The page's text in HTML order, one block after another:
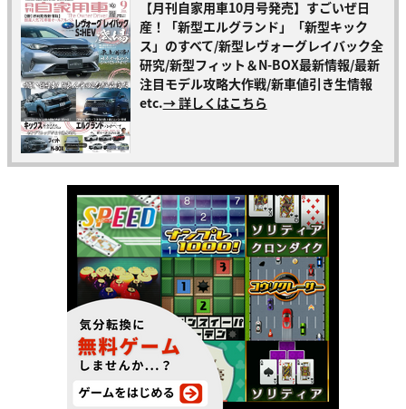
【月刊自家用車10月号発売】すごいぜ日
産！「新型エルグランド」「新型キック
ス」のすべて/新型レヴォーグレイバック全
研究/新型フィット＆N-BOX最新情報/最新
注目モデル攻略大作戦/新車値引き生情報
etc.→ 詳しくはこちら